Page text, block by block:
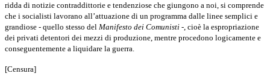
ridda di notizie contraddittorie e tendenziose che giungono a noi, si comprende
che i socialisti lavorano all’attuazione di un programma dalle linee semplici e
grandiose - quello stesso del Manifesto dei Comunisti -, cioè la espropriazione
dei privati detentori dei mezzi di produzione, mentre procedono logicamente e
conseguentemente a liquidare la guerra.
[Censura]